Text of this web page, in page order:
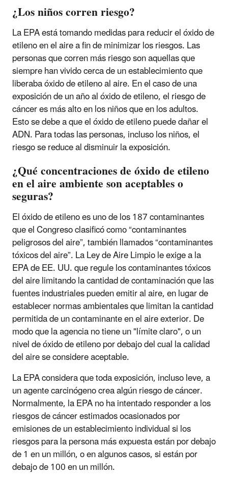
¿Los niños corren riesgo?
La EPA está tomando medidas para reducir el óxido de
etileno en el aire a fin de minimizar los riesgos. Las
personas que corren más riesgo son aquellas que
siempre han vivido cerca de un establecimiento que
liberaba óxido de etileno al aire. En el caso de una
exposición de un año al óxido de etileno, el riesgo de
cáncer es más alto en los niños que en los adultos.
Esto se debe a que el óxido de etileno puede dañar el
ADN. Para todas las personas, incluso los niños, el
riesgo se reduce al disminuir la exposición.
¿Qué concentraciones de óxido de etileno
en el aire ambiente son aceptables o
seguras?
El óxido de etileno es uno de los 187 contaminantes
que el Congreso clasificó como “contaminantes
peligrosos del aire”, también llamados “contaminantes
tóxicos del aire”. La Ley de Aire Limpio le exige a la
EPA de EE. UU. que regule los contaminantes tóxicos
del aire limitando la cantidad de contaminación que las
fuentes industriales pueden emitir al aire, en lugar de
establecer normas ambientales que limitan la cantidad
permitida de un contaminante en el aire exterior. De
modo que la agencia no tiene un "límite claro", o un
nivel de óxido de etileno por debajo del cual la calidad
del aire se considere aceptable.
La EPA considera que toda exposición, incluso leve, a
un agente carcinógeno crea algún riesgo de cáncer.
Normalmente, la EPA no ha intentado responder a los
riesgos de cáncer estimados ocasionados por
emisiones de un establecimiento individual si los
riesgos para la persona más expuesta están por debajo
de 1 en un millón, o en algunos casos, si están por
debajo de 100 en un millón.